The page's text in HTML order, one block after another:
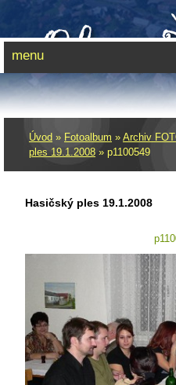
Úvod » Fotoalbum » Archiv
ples 19.1.2008 » p1100549
Hasičský ples 19.1.2008
menu